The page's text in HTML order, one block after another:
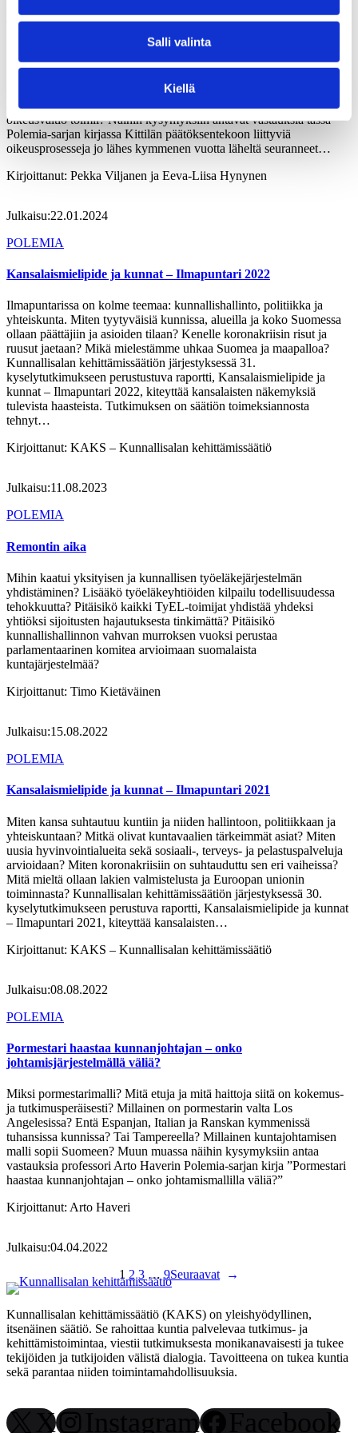
Salli valinta
Kiellä
Kittilän opetukset Kirja oikeusvaltiosta ja virkavastuusta
Suomessa on tuhansia luottamushenkilöitä kunnissa, maakunnissa ja
hyvinvointialueilla. Missä kulkevat laillisen ja laittoman päätöksen
vastuuseen? Kuinka luovaa oikeudenkäyttö voi olla? Voiko jollakin
alueella olla oma lakinsa ja sille oma tulkintansa? Kuinka
oikeusvaltio toimii? Näihin kysymyksiin antavat vastauksia tässä
Polemia-sarjan kirjassa Kittilän päätöksentekoon liittyviä
oikeusprosesseja jo lähes kymmenen vuotta läheltä seuranneet…
Kirjoittanut: Pekka Viljanen ja Eeva-Liisa Hynynen
Julkaisu:22.01.2024
POLEMIA
Kansalaismielipide ja kunnat – Ilmapuntari 2022
Ilmapuntarissa on kolme teemaa: kunnallishallinto, politiikka ja
yhteiskunta. Miten tyytyväisiä kunnissa, alueilla ja koko Suomessa
ollaan päättäjiin ja asioiden tilaan? Kenelle koronakriisin risut ja
ruusut jaetaan? Mikä mielestämme uhkaa Suomea ja maapalloa?
Kunnallisalan kehittämissäätiön järjestyksessä 31.
kyselytutkimukseen perustustuva raportti, Kansalaismielipide ja
kunnat – Ilmapuntari 2022, kiteyttää kansalaisten näkemyksiä
tulevista haasteista. Tutkimuksen on säätiön toimeksiannosta
tehnyt…
Kirjoittanut: KAKS – Kunnallisalan kehittämissäätiö
Julkaisu:11.08.2023
POLEMIA
Remontin aika
Mihin kaatui yksityisen ja kunnallisen työeläkejärjestelmän
yhdistäminen? Lisääkö työeläkeyhtiöiden kilpailu todellisuudessa
tehokkuutta? Pitäisikö kaikki TyEL-toimijat yhdistää yhdeksi
yhtiöksi sijoitusten hajautuksesta tinkimättä? Pitäisikö
kunnallishallinnon vahvan murroksen vuoksi perustaa
parlamentaarinen komitea arvioimaan suomalaista
kuntajärjestelmää?
Kirjoittanut: Timo Kietäväinen
Julkaisu:15.08.2022
POLEMIA
Kansalaismielipide ja kunnat – Ilmapuntari 2021
Miten kansa suhtautuu kuntiin ja niiden hallintoon, politiikkaan ja
yhteiskuntaan? Mitkä olivat kuntavaalien tärkeimmät asiat? Miten
uusia hyvinvointialueita sekä sosiaali-, terveys- ja pelastuspalveluja
arvioidaan? Miten koronakriisiin on suhtauduttu sen eri vaiheissa?
Mitä mieltä ollaan lakien valmistelusta ja Euroopan unionin
toiminnasta? Kunnallisalan kehittämissäätiön järjestyksessä 30.
kyselytutkimukseen perustuva raportti, Kansalaismielipide ja kunnat
– Ilmapuntari 2021, kiteyttää kansalaisten…
Kirjoittanut: KAKS – Kunnallisalan kehittämissäätiö
Julkaisu:08.08.2022
POLEMIA
Pormestari haastaa kunnanjohtajan – onko
johtamisjärjestelmällä väliä?
Miksi pormestarimalli? Mitä etuja ja mitä haittoja siitä on kokemus-
ja tutkimusperäisesti? Millainen on pormestarin valta Los
Angelesissa? Entä Espanjan, Italian ja Ranskan kymmenissä
tuhansissa kunnissa? Tai Tampereella? Millainen kuntajohtamisen
malli sopii Suomeen? Muun muassa näihin kysymyksiin antaa
vastauksia professori Arto Haverin Polemia-sarjan kirja ”Pormestari
haastaa kunnanjohtajan – onko johtamismallilla väliä?”
Kirjoittanut: Arto Haveri
Julkaisu:04.04.2022
1 2 3 … 9Seuraavat →
Kunnallisalan kehittämissäätiö (KAKS) on yleishyödyllinen,
itsenäinen säätiö. Se rahoittaa kuntia palvelevaa tutkimus- ja
kehittämistoimintaa, viestii tutkimuksesta monikanavaisesti ja tukee
tekijöiden ja tutkijoiden välistä dialogia. Tavoitteena on tukea kuntia
sekä parantaa niiden toimintamahdollisuuksia.
X Instagram Facebook